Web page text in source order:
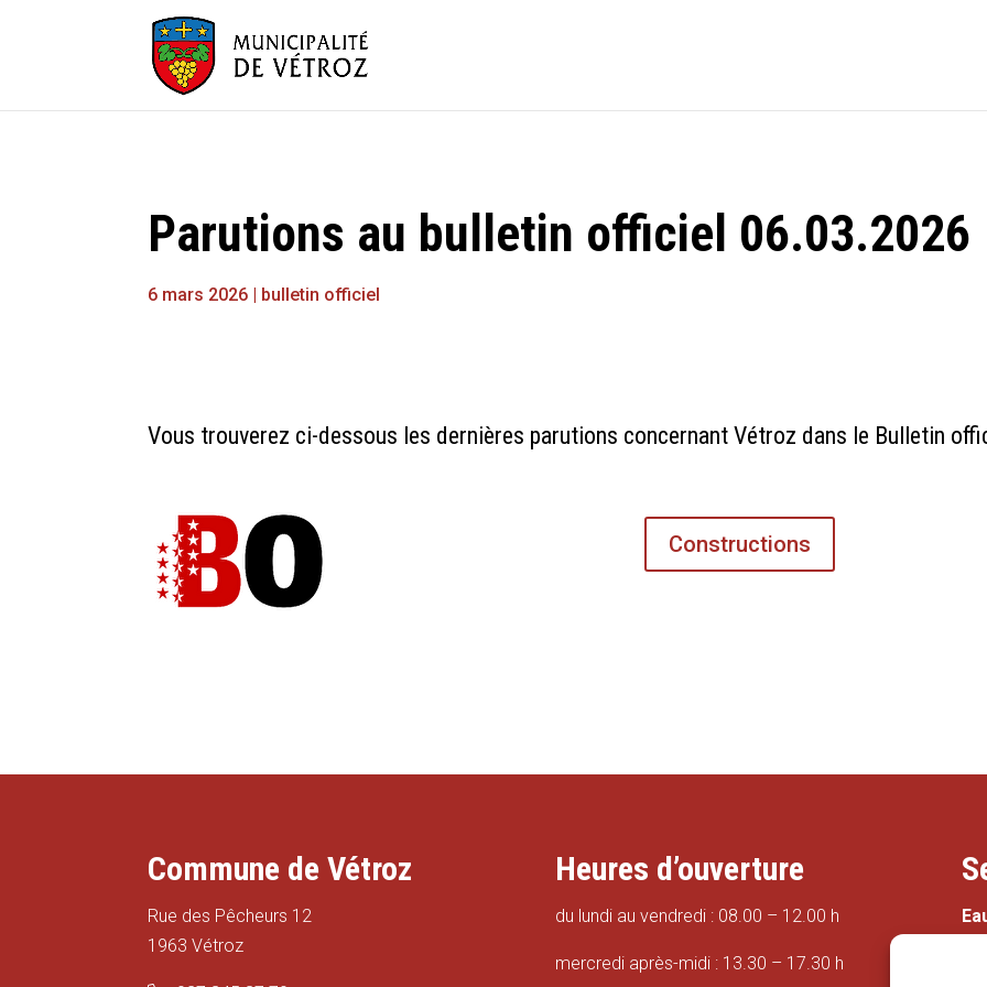
Parutions au bulletin officiel 06.03.2026
6 mars 2026 | bulletin officiel
Vous trouverez ci-dessous les dernières parutions concernant Vétroz dans le Bulletin
Constructions
Commune de Vétroz
Rue des Pêcheurs 12
1963 Vétroz
Heures d’ouverture
du lundi au vendredi : 08.00 – 12.00 h
mercredi après-midi : 13.30 – 17.30 h